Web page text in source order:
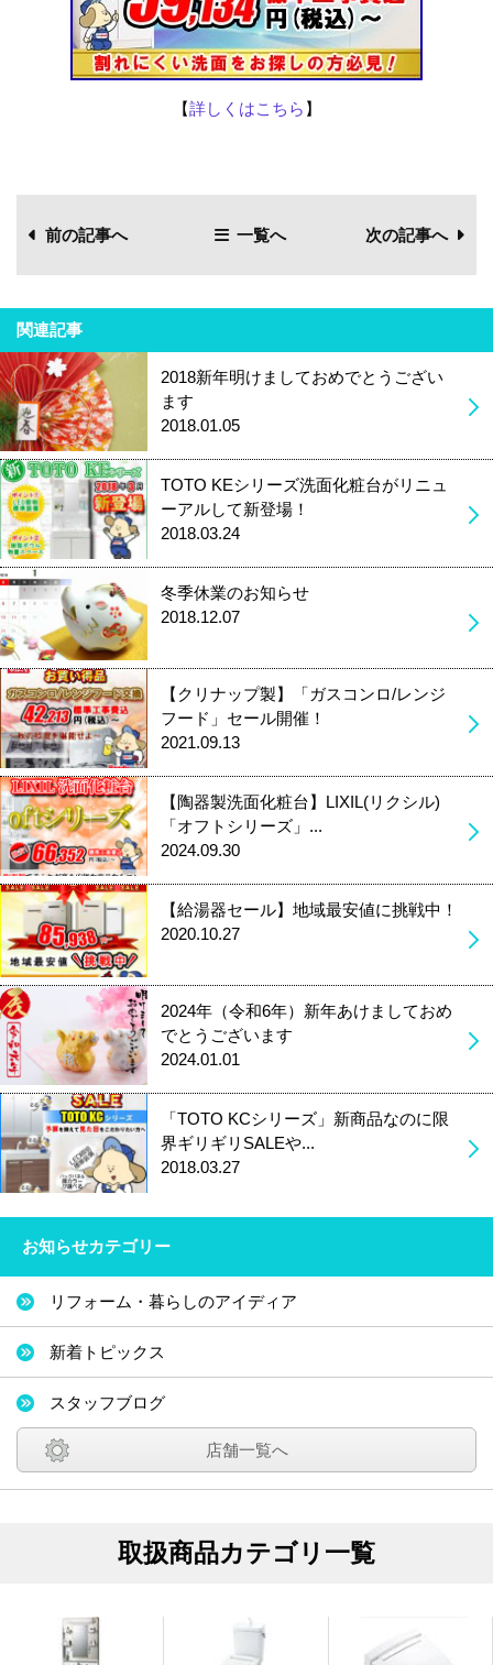
【詳しくはこちら 】
前の記事へ 一覧へ 次の記事へ
関連記事
2018新年明けましておめでとうござい
ます
2018.01.05
TOTO KEシリーズ洗面化粧台がリニュ
ーアルして新登場！
2018.03.24
冬季休業のお知らせ
2018.12.07
【クリナップ製】「ガスコンロ/レンジ
フード」セール開催！
2021.09.13
【陶器製洗面化粧台】LIXIL(リクシル)
「オフトシリーズ」...
2024.09.30
【給湯器セール】地域最安値に挑戦中！
2020.10.27
2024年（令和6年）新年あけましておめ
でとうございます
2024.01.01
「TOTO KCシリーズ」新商品なのに限
界ギリギリSALEや...
2018.03.27
お知らせカテゴリー
リフォーム・暮らしのアイディア
新着トピックス
スタッフブログ
店舗一覧へ
取扱商品カテゴリ一覧